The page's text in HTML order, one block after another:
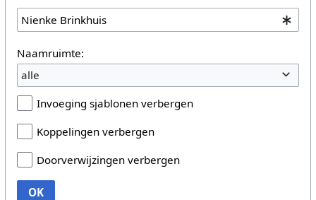
Naamruimte:
alle
Invoeging sjablonen verbergen
Koppelingen verbergen
Doorverwijzingen verbergen
OK